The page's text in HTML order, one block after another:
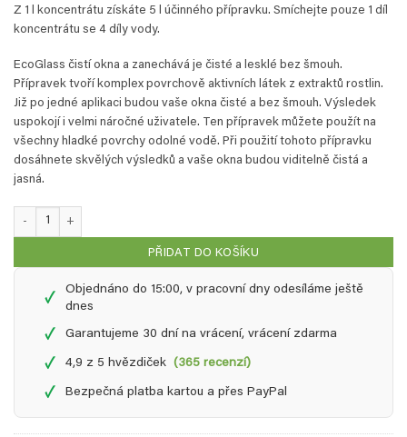
Z 1 l koncentrátu získáte 5 l účinného přípravku. Smíchejte pouze 1 díl
koncentrátu se 4 díly vody.
EcoGlass čistí okna a zanechává je čisté a lesklé bez šmouh.
Přípravek tvoří komplex povrchově aktivních látek z extraktů rostlin.
Již po jedné aplikaci budou vaše okna čisté a bez šmouh. Výsledek
uspokojí i velmi náročné uživatele. Ten přípravek můžete použít na
všechny hladké povrchy odolné vodě. Při použití tohoto přípravku
dosáhnete skvělých výsledků a vaše okna budou viditelně čistá a
jasná.
EcoGlass - 1 L koncentrát (5X) + 0,5 L sprej množství
PŘIDAT DO KOŠÍKU
✓
Objednáno do 15:00, v pracovní dny odesíláme ještě
dnes
✓ Garantujeme 30 dní na vrácení, vrácení zdarma
✓ 4,9 z 5 hvězdiček(365 recenzí)
✓ Bezpečná platba kartou a přes PayPal